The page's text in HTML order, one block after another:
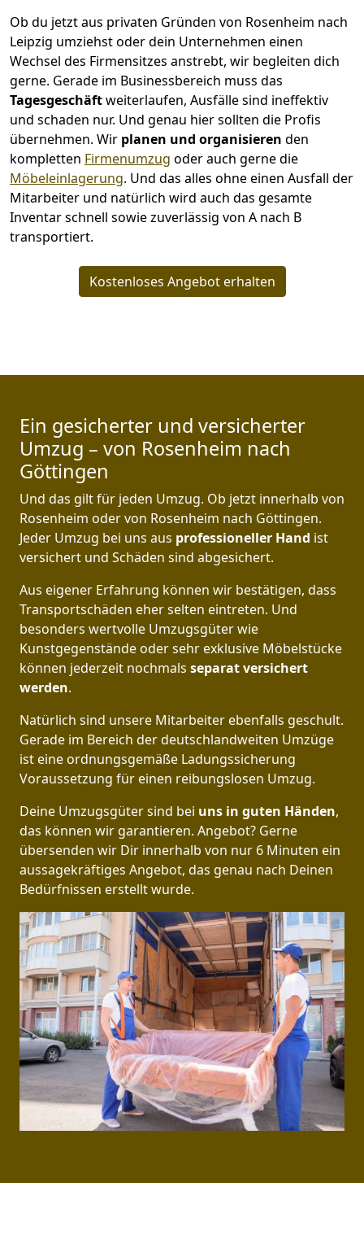
Ob du jetzt aus privaten Gründen von Rosenheim nach
Leipzig umziehst oder dein Unternehmen einen
Wechsel des Firmensitzes anstrebt, wir begleiten dich
gerne. Gerade im Businessbereich muss das
Tagesgeschäftweiterlaufen, Ausfälle sind ineffektiv
und schaden nur. Und genau hier sollten die Profis
übernehmen. Wir planen und organisieren den
kompletten Firmenumzug oder auch gerne die
Möbeleinlagerung. Und das alles ohne einen Ausfall der
Mitarbeiter und natürlich wird auch das gesamte
Inventar schnell sowie zuverlässig von A nach B
transportiert.
Kostenloses Angebot erhalten
Ein gesicherter und versicherter
Umzug – von Rosenheim nach
Göttingen
Und das gilt für jeden Umzug. Ob jetzt innerhalb von
Rosenheim oder von Rosenheim nach Göttingen.
Jeder Umzug bei uns aus professioneller Hand ist
versichert und Schäden sind abgesichert.
Aus eigener Erfahrung können wir bestätigen, dass
Transportschäden eher selten eintreten. Und
besonders wertvolle Umzugsgüter wie
Kunstgegenstände oder sehr exklusive Möbelstücke
können jederzeit nochmals separat versichert
werden.
Natürlich sind unsere Mitarbeiter ebenfalls geschult.
Gerade im Bereich der deutschlandweiten Umzüge
ist eine ordnungsgemäße Ladungssicherung
Voraussetzung für einen reibungslosen Umzug.
Deine Umzugsgüter sind bei uns in guten Händen,
das können wir garantieren. Angebot? Gerne
übersenden wir Dir innerhalb von nur 6 Minuten ein
aussagekräftiges Angebot, das genau nach Deinen
Bedürfnissen erstellt wurde.